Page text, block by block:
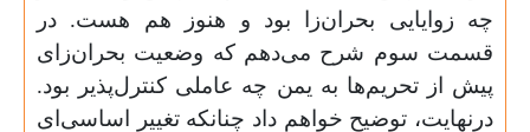
چه زوایایی بحران‌زا بود و هنوز هم ‌هست. در
قسمت سوم شرح می‌دهم که وضعیت بحران‌زای
پیش از تحریم‌ها به یمن چه عاملی کنترل‌پذیر بود.
درنهایت، توضیح خواهم داد چنانکه تغییر اساسی‌ای